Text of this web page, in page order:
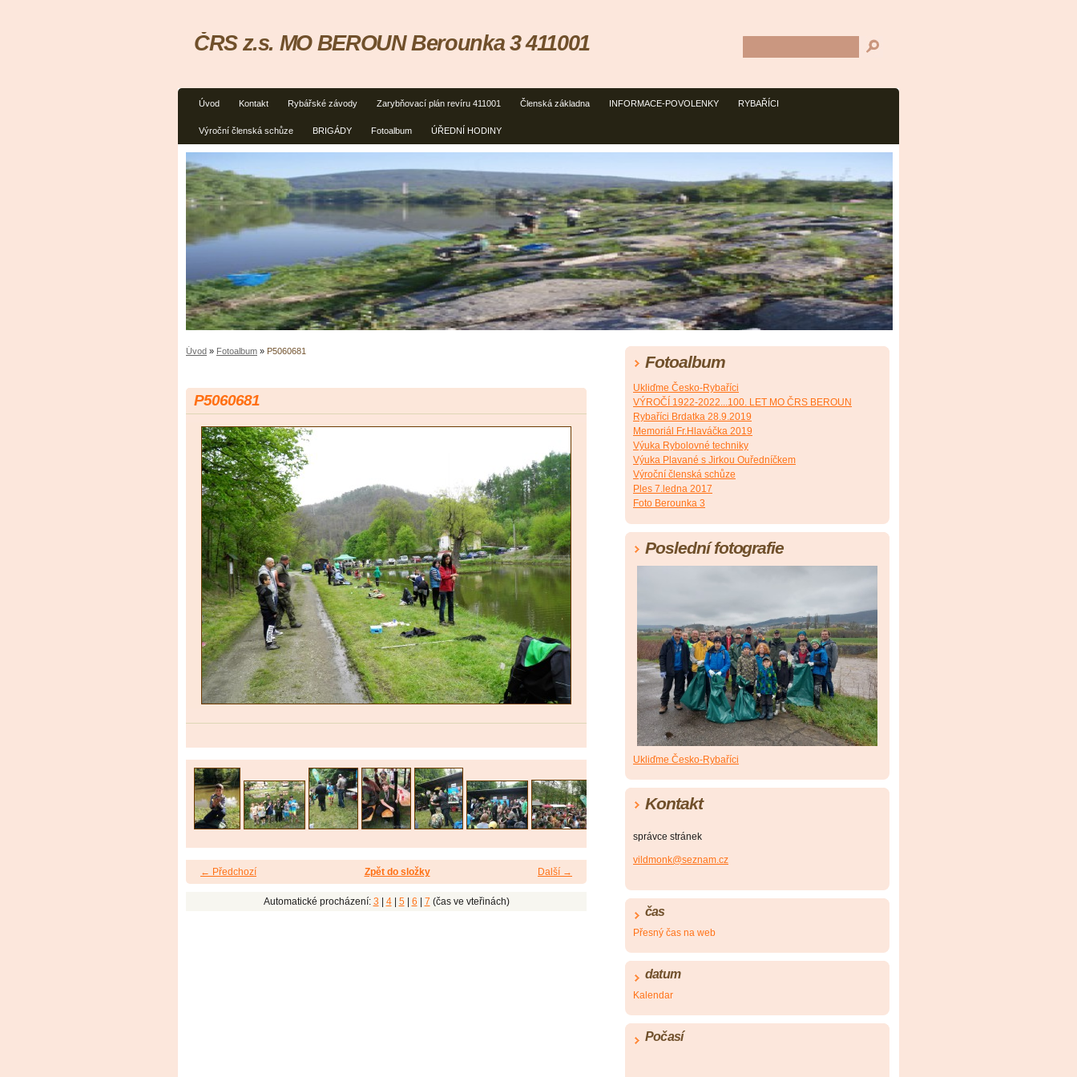
Úvod Kontakt Rybářské závody Zarybňovací plán revíru 411001 Členská základna INFORMACE-POVOLENKY RYBAŘÍCI
Výroční členská schůze BRIGÁDY Fotoalbum ÚŘEDNÍ HODINY
ČRS z.s. MO BEROUN Berounka 3 411001
Úvod » Fotoalbum » P5060681
P5060681
← Předchozí Další →
Zpět do složky
Automatické procházení: 3 4| 5| 6 7 (čas ve vteřinách)
Fotoalbum
Ukliďme Česko-Rybaříci
VÝROČÍ 1922-2022...100. LET MO ČRS BEROUN
Rybaříci Brdatka 28.9.2019
Memoriál Fr.Hlaváčka 2019
Výuka Rybolovné techniky
Výuka Plavané s Jirkou Ouředníčkem
Výroční členská schůze
Ples 7.ledna 2017
Foto Berounka 3
Poslední fotografie
Ukliďme Česko-Rybaříci
Kontakt
správce stránek
vildmonk@seznam.cz
čas
Přesný čas na web
datum
Kalendar
Počasí